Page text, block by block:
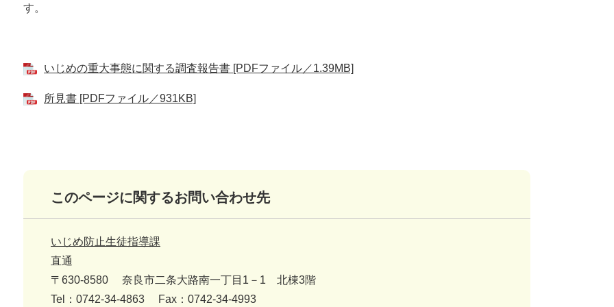
す。
いじめの重大事態に関する調査報告書 [PDFファイル／1.39MB]
所見書 [PDFファイル／931KB]
このページに関するお問い合わせ先
いじめ防止生徒指導課
直通
〒630-8580
奈良市二条大路南一丁目1－1 北棟3階
Tel：0742-34-4863
Fax：0742-34-4993